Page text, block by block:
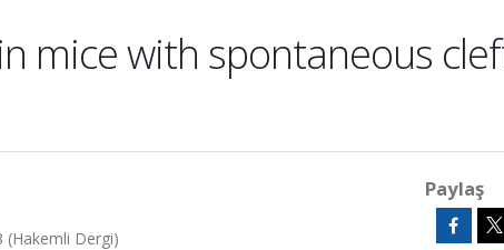
mice with spontaneous
(Hakemli Dergi)
Paylaş